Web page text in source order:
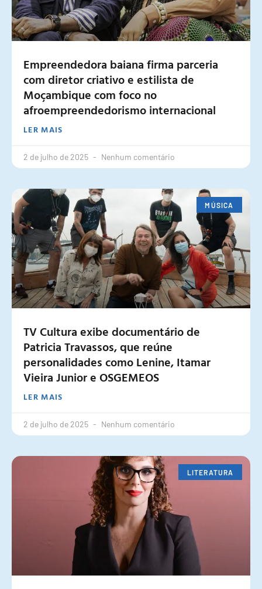
Empreendedora baiana firma parceria
com diretor criativo e estilista de
Moçambique com foco no
afroempreendedorismo internacional
LER MAIS
2 de julho de 2025 Nenhum comentário
MÚSICA
TV Cultura exibe documentário de
Patricia Travassos, que reúne
personalidades como Lenine, Itamar
Vieira Junior e OSGEMEOS
LER MAIS
2 de julho de 2025 Nenhum comentário
LITERATURA